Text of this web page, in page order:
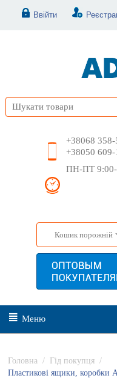
Ввійти
+38068 358-
+38050 609-
ПН-ПТ 9:00-
Кошик порожній
Меню
Головна / Гід покупця /
Пластикові ящики, коробки